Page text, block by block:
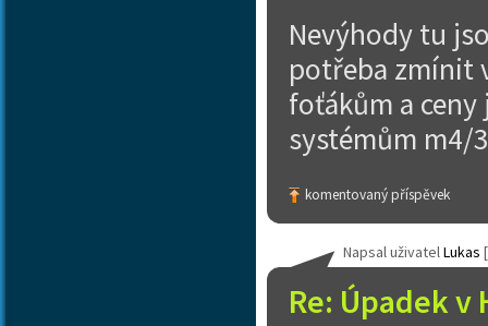
Nevýhody tu
potřeba zmínit
foťákům a
systémům m4/3
komentovaný příspěvek
Re: Úpadek
Napsal uživatelLukas [